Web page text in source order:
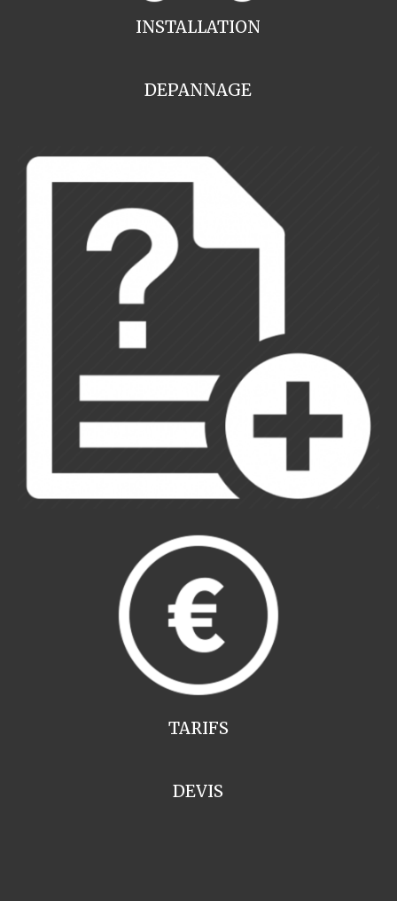
INSTALLATION
DEPANNAGE
TARIFS
DEVIS